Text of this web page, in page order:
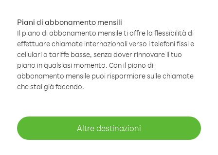
Piani di abbonamento mensili
Il piano di abbonamento mensile ti offre la flessibilità di
effettuare chiamate internazionali verso i telefoni fissi e
cellulari a tariffe basse, senza dover rinnovare il tuo
piano in qualsiasi momento. Con il piano di
abbonamento mensile puoi risparmiare sulle chiamate
che stai già facendo.
Altre destinazioni